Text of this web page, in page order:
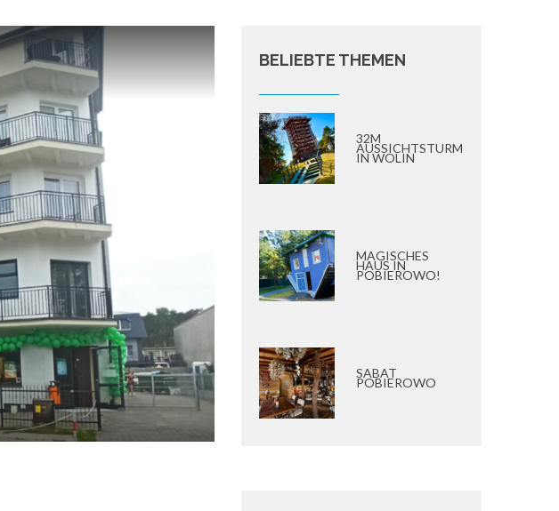
BELIEBTE THEMEN
32M
AUSSICHTSTURM
IN WOLIN
MAGISCHES
HAUS IN
POBIEROWO!
SABAT
POBIEROWO